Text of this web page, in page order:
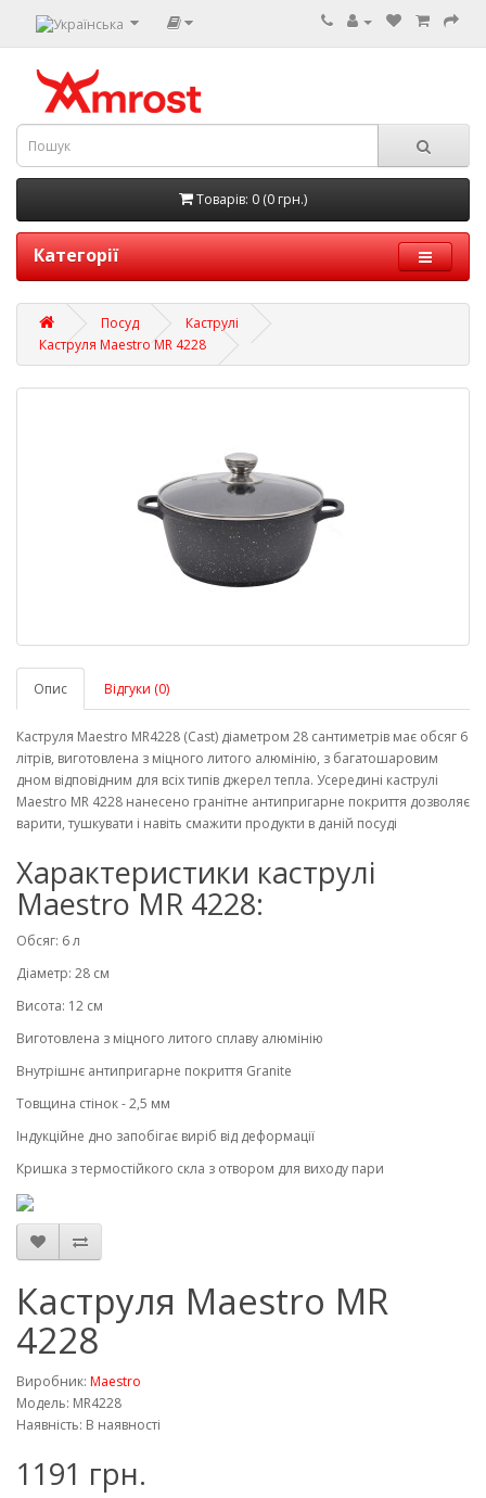
Товарів: 0 (0 грн.)
Категорії
Посуд
Каструлі
Каструля Maestro MR 4228
Опис Відгуки (0)
Каструля Maestro MR4228 (Cast) діаметром 28 сантиметрів має обсяг 6
літрів, виготовлена ​​з міцного литого алюмінію, з багатошаровим
дном відповідним для всіх типів джерел тепла. Усередині каструлі
Maestro MR 4228 нанесено гранітне антипригарне покриття дозволяє
варити, тушкувати і навіть смажити продукти в даній посуді
Характеристики каструлі
Maestro MR 4228:
Обсяг: 6 л
Діаметр: 28 см
Висота: 12 см
Виготовлена ​​з міцного литого сплаву алюмінію
Внутрішнє антипригарне покриття Granite
Товщина стінок - 2,5 мм
Індукційне дно запобігає виріб від деформації
Кришка з термостійкого скла з отвором для виходу пари
Каструля Maestro MR
4228
Виробник: Maestro
Модель: MR4228
Наявність: В наявності
1191 грн.